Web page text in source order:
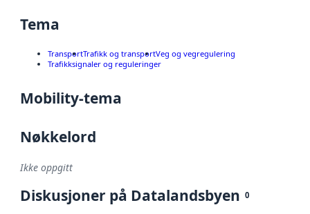
Tema
TransportTrafikk og transportVeg og vegregulering
Trafikksignaler og reguleringer
Mobility-tema
Nøkkelord
Ikke oppgitt
Diskusjoner på Datalandsbyen 0